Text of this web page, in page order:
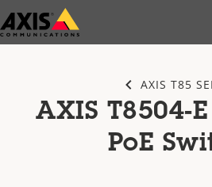
Passer
au
AXIS T85
AXIS T8504-
PoE